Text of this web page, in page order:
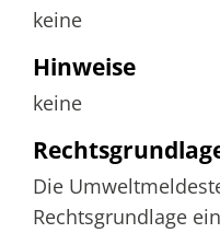
keine
Hinweise
keine
Die
Rechtsgrundlage